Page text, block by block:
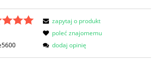
zapytaj o produkt
poleć znajomemu
dodaj opinię